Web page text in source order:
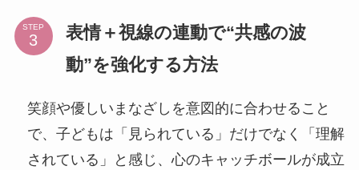
STEP
表情＋視線の連動で“共感の波
動”を強化する方法
笑顔や優しいまなざしを意図的に合わせること
で、子どもは「見られている」だけでなく「理解
されている」と感じ、心のキャッチボールが成立